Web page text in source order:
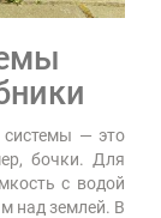
системы — это
бочки. Для
с водой
над землей. В